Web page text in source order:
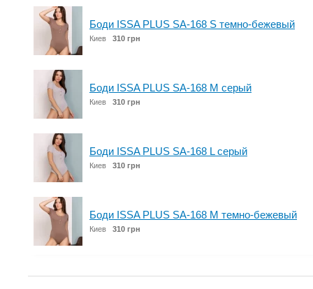
Боди ISSA PLUS SA-168 S темно-бежевый
Киев 310 грн
Боди ISSA PLUS SA-168 M серый
Киев 310 грн
Боди ISSA PLUS SA-168 L серый
Киев 310 грн
Боди ISSA PLUS SA-168 M темно-бежевый
Киев 310 грн